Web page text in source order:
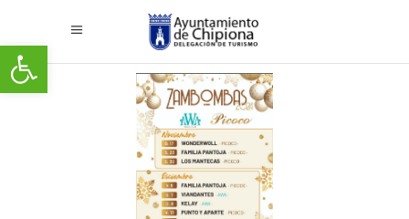
Abrir barra de herramientas